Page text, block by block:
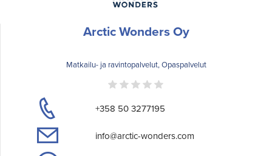
Arctic Wonders Oy
Matkailu- ja ravintopalvelut, Opaspalvelut
+358 50 3277195
info@arctic-wonders.com